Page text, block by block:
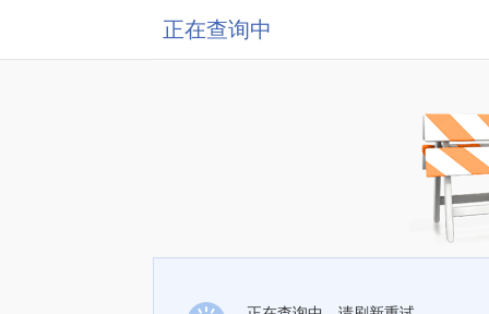
正在查询中